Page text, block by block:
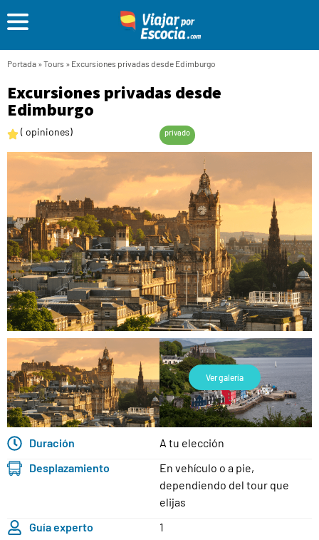
Portada »Tours » Excursiones privadas desde Edimburgo
Excursiones privadas desde
Edimburgo
( opiniones) privado
Ver galería
Duración
A tu elección
Desplazamiento
En vehículo o a pie,
dependiendo del tour que
elijas
Guía experto
1